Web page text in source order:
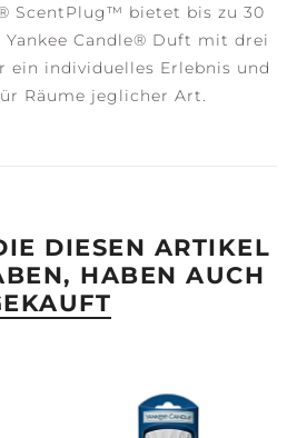
ScentPlug™ bietet bis zu 30
Yankee Candle® Duft mit drei
ein individuelles Erlebnis und
Räume jeglicher Art.
DIESEN ARTIKEL
HABEN AUCH